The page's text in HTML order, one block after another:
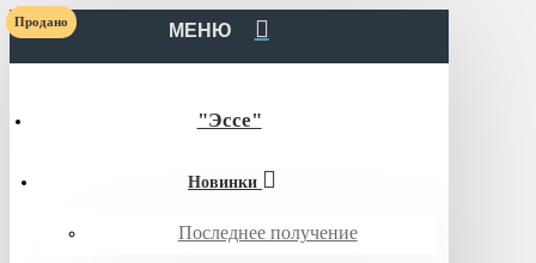
МЕНЮ
"Эссе"
Новинки
Последнее получение
Продано